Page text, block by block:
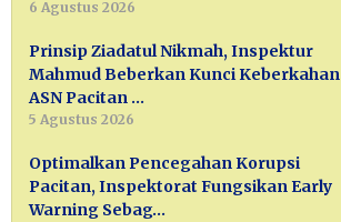
6 Agustus 2026
Prinsip Ziadatul Nikmah, Inspektur
Mahmud Beberkan Kunci Keberkahan
ASN Pacitan …
5 Agustus 2026
Optimalkan Pencegahan Korupsi
Pacitan, Inspektorat Fungsikan Early
Warning Sebag…